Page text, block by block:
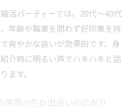
活パーティーでは、20代～40代
年齢や職業を問わず好印象を持
爽やかな装いが効果的です。身
介時に明るい声でハキハキと話
ます。
併用が生む出会いの広がり